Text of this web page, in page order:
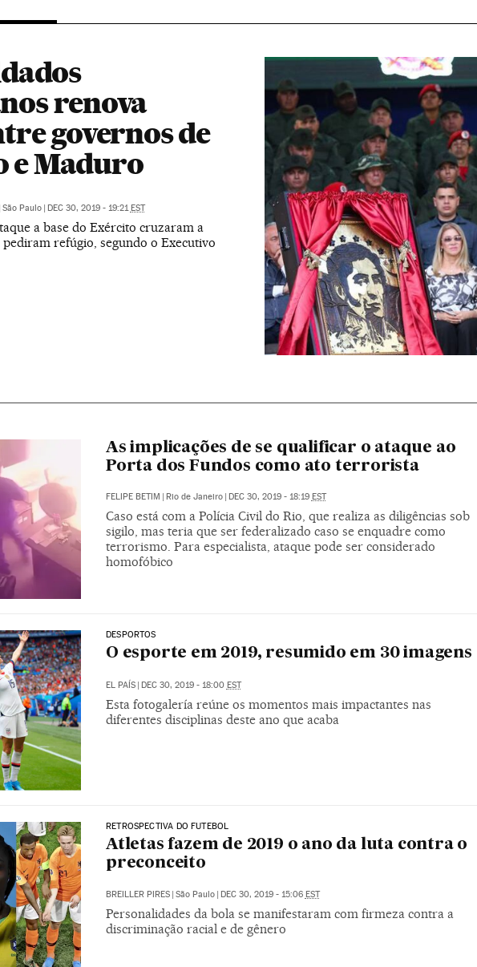
renova
governos de
e Maduro
São Paulo | DEC 30, 2019 - 19:21EST
a base do Exército cruzaram a
refúgio, segundo o Executivo
As implicações de se qualificar o ataque ao
Porta dos Fundos como ato terrorista
FELIPE BETIM | Rio de Janeiro | DEC 30, 2019 - 18:19 EST
Caso está com a Polícia Civil do Rio, que realiza as diligências sob
sigilo, mas teria que ser federalizado caso se enquadre como
terrorismo. Para especialista, ataque pode ser considerado
homofóbico
DESPORTOS
O esporte em 2019, resumido em 30 imagens
EL PAÍS DEC 30, 2019 - 18:00 EST
Esta fotogalería reúne os momentos mais impactantes nas
diferentes disciplinas deste ano que acaba
RETROSPECTIVA DO FUTEBOL
Atletas fazem de 2019 o ano da luta contra o
preconceito
BREILLER PIRES | São Paulo | DEC 30, 2019 - 15:06 EST
Personalidades da bola se manifestaram com firmeza contra a
discriminação racial e de gênero